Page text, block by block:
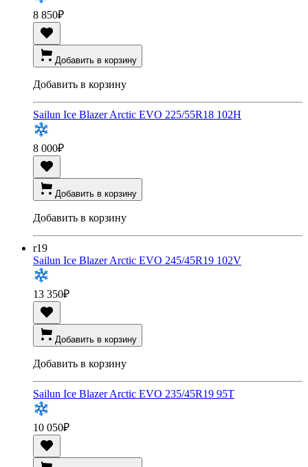
8 850₽
Добавить в корзину
Добавить в корзину
Sailun Ice Blazer Arctic EVO 225/55R18 102H
8 000₽
Добавить в корзину
Добавить в корзину
r19
Sailun Ice Blazer Arctic EVO 245/45R19 102V
13 350₽
Добавить в корзину
Добавить в корзину
Sailun Ice Blazer Arctic EVO 235/45R19 95T
10 050₽